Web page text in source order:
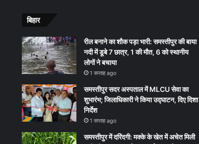
बिहार
रील बनाने का शौक पड़ा भारी: समस्तीपुर की बाया
नदी में डूबे 7 छात्र, 1 की मौत, 6 को स्थानीय
लोगों ने बचाया
1 सप्ताह ago
समस्तीपुर सदर अस्पताल में MLCU सेवा का
शुभारंभ; जिलाधिकारी ने किया उद्घाटन, दिए दिशा
निर्देश
1 सप्ताह ago
समस्तीपुर में दरिंदगी: मक्के के खेत में अचेत मिली